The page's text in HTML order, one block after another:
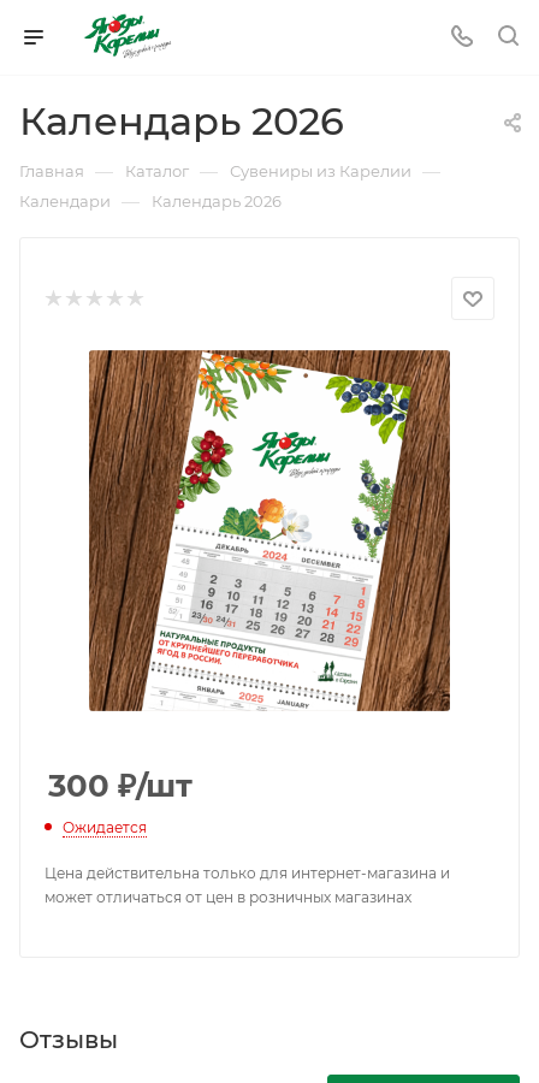
Календарь 2026
Главная — Каталог — Сувениры из Карелии —
Календари — Календарь 2026
300 ₽/шт
Ожидается
Цена действительна только для интернет-магазина и
может отличаться от цен в розничных магазинах
Отзывы